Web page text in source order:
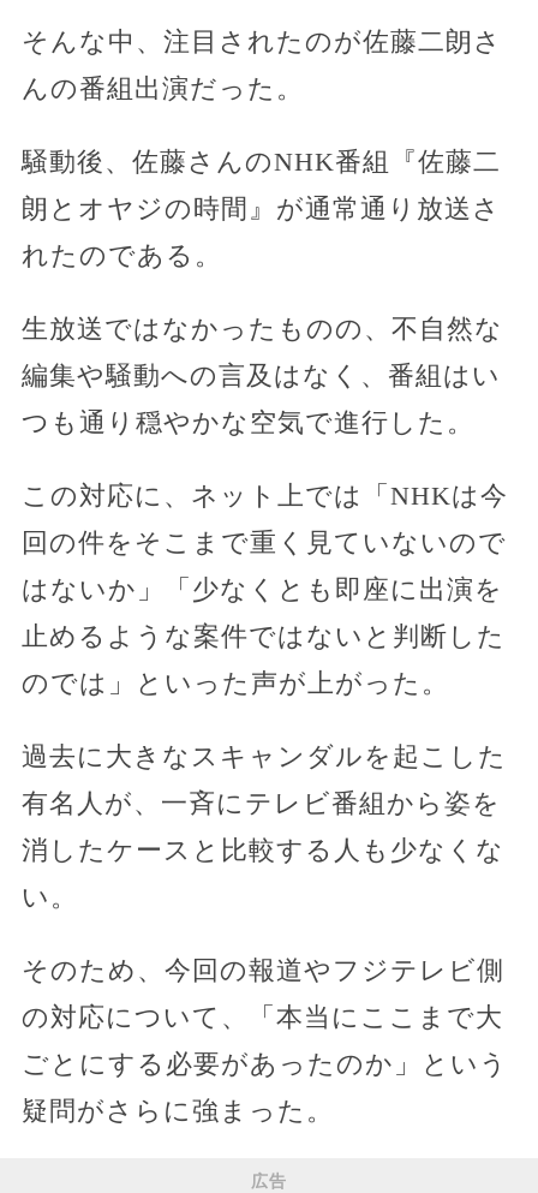
そんな中、注目されたのが佐藤二朗さ
んの番組出演だった。
騒動後、佐藤さんのNHK番組『佐藤二
朗とオヤジの時間』が通常通り放送さ
れたのである。
生放送ではなかったものの、不自然な
編集や騒動への言及はなく、番組はい
つも通り穏やかな空気で進行した。
この対応に、ネット上では「NHKは今
回の件をそこまで重く見ていないので
はないか」「少なくとも即座に出演を
止めるような案件ではないと判断した
のでは」といった声が上がった。
過去に大きなスキャンダルを起こした
有名人が、一斉にテレビ番組から姿を
消したケースと比較する人も少なくな
い。
そのため、今回の報道やフジテレビ側
の対応について、「本当にここまで大
ごとにする必要があったのか」という
疑問がさらに強まった。
広告